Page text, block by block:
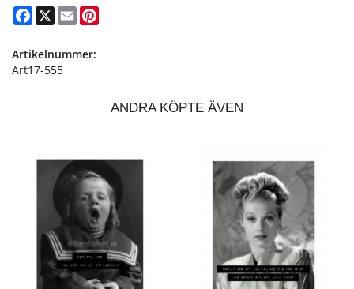
Facebook
X Email
Artikelnummer:
Art17-555
ANDRA KÖPTE ÄVEN